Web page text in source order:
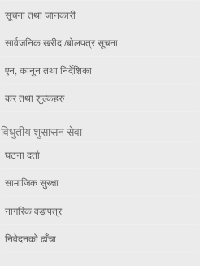
सूचना तथा जानकारी
सार्वजनिक खरीद /बोलपत्र सूचना
एन, कानुन तथा निर्देशिका
कर तथा शुल्कहरु
विधुतीय शुसासन सेवा
घटना दर्ता
सामाजिक सुरक्षा
नागरिक वडापत्र
निवेदनको ढाँचा